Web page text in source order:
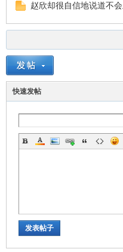
赵欣却很自信地说道不
快速发帖
发表帖子